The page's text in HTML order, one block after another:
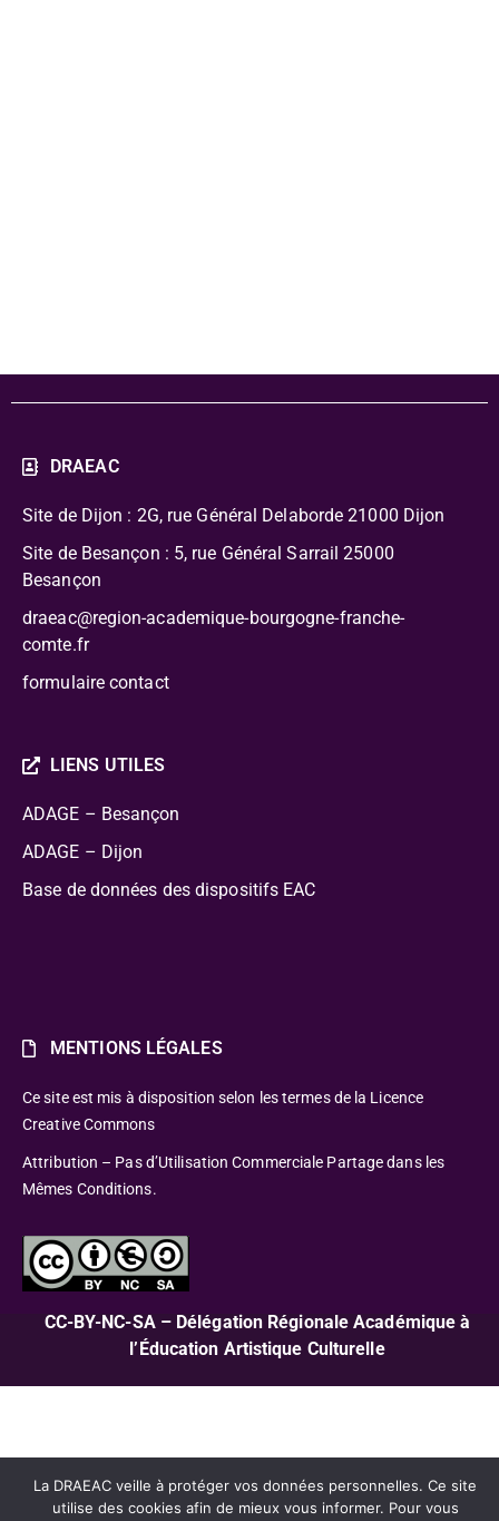
DRAEAC
Site de Dijon : 2G, rue Général Delaborde 21000 Dijon
Site de Besançon : 5, rue Général Sarrail 25000
Besançon
draeac@region-academique-bourgogne-franche-
comte.fr
formulaire contact
LIENS UTILES
ADAGE – Besançon
ADAGE – Dijon
Base de données des dispositifs EAC
MENTIONS LÉGALES
Ce site est mis à disposition selon les termes de la Licence
Creative Commons
Attribution – Pas d’Utilisation Commerciale Partage dans les
Mêmes Conditions.
CC-BY-NC-SA – Délégation Régionale Académique à
l’Éducation Artistique Culturelle
La DRAEAC veille à protéger vos données personnelles. Ce site
utilise des cookies afin de mieux vous informer. Pour vous